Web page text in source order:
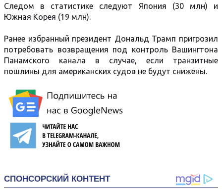
Следом в статистике следуют Япония (30 млн) и
Южная Корея (19 млн).
Ранее избранный президент Дональд Трамп пригрозил
потребовать возвращения под контроль Вашингтона
Панамского канала в случае, если транзитные
пошлины для американских судов не будут снижены.